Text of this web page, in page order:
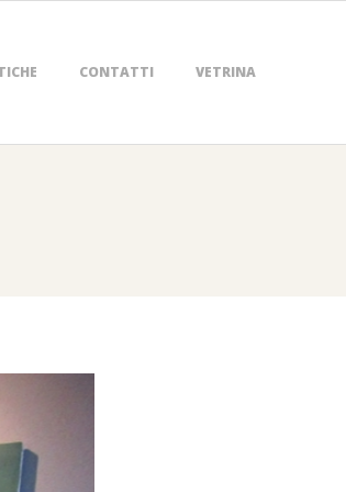
CONTATTI VETRINA